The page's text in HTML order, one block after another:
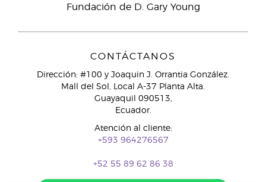
Fundación de D. Gary Young
CONTÁCTANOS
Dirección: #100 y Joaquin J. Orrantia González.
Mall del Sol, Local A-37 Planta Alta.
Guayaquil 090513,
Ecuador.
Atención al cliente:
+593 964276567
+52 55 89 62 86 38